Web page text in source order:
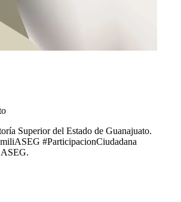
Superior del Estado de Guanajuato.
#ParticipacionCiudadana